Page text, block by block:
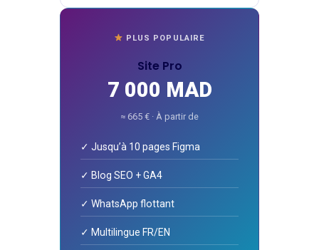
PLUS POPULAIRE
Site Pro
7 000 MAD
≈ 665 € · À partir de
✓ Jusqu’à 10 pages Figma
✓ Blog SEO + GA4
✓ WhatsApp flottant
✓ Multilingue FR/EN